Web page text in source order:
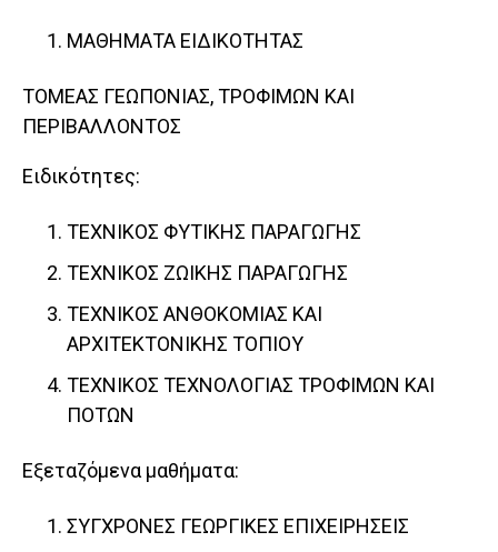
ΜΑΘΗΜΑΤΑ ΕΙΔΙΚΟΤΗΤΑΣ
ΤΟΜΕΑΣ ΓΕΩΠΟΝΙΑΣ, ΤΡΟΦΙΜΩΝ ΚΑΙ
ΠΕΡΙΒΑΛΛΟΝΤΟΣ
Ειδικότητες:
ΤΕΧΝΙΚΟΣ ΦΥΤΙΚΗΣ ΠΑΡΑΓΩΓΗΣ
ΤΕΧΝΙΚΟΣ ΖΩΙΚΗΣ ΠΑΡΑΓΩΓΗΣ
ΤΕΧΝΙΚΟΣ ΑΝΘΟΚΟΜΙΑΣ ΚΑΙ
ΑΡΧΙΤΕΚΤΟΝΙΚΗΣ ΤΟΠΙΟΥ
ΤΕΧΝΙΚΟΣ ΤΕΧΝΟΛΟΓΙΑΣ ΤΡΟΦΙΜΩΝ ΚΑΙ
ΠΟΤΩΝ
Εξεταζόμενα μαθήματα:
ΣΥΓΧΡΟΝΕΣ ΓΕΩΡΓΙΚΕΣ ΕΠΙΧΕΙΡΗΣΕΙΣ